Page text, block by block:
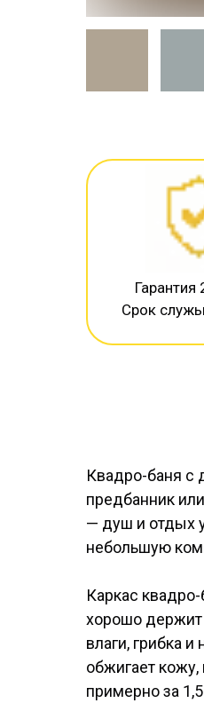
Гарантия
Срок
Квадро-баня с
предбанник
— душ и отдых
небольшую
Каркас
хорошо держит
влаги, грибка
обжигает
примерно за